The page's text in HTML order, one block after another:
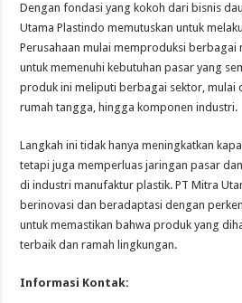
Dengan fondasi yang kokoh dari bisnis
Utama Plastindo memutuskan untuk
Perusahaan mulai memproduksi berbagai
untuk memenuhi kebutuhan pasar yang
produk ini meliputi berbagai sektor, mulai
rumah tangga, hingga komponen industri.
Langkah ini tidak hanya meningkatkan
tetapi juga memperluas jaringan pasar
di industri manufaktur plastik. PT Mitra
berinovasi dan beradaptasi dengan
untuk memastikan bahwa produk yang
terbaik dan ramah lingkungan.
Informasi Kontak: